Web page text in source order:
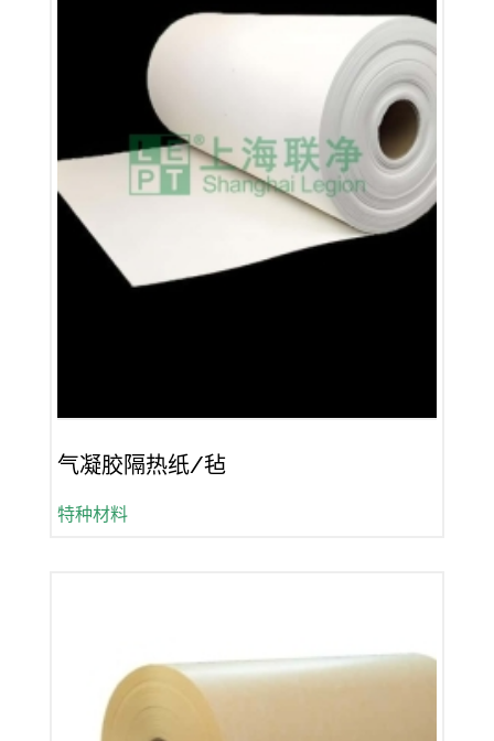
气凝胶隔热纸/毡
特种材料